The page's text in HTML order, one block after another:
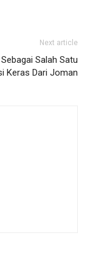
Next article
Salah Satu
Keras Dari Joman